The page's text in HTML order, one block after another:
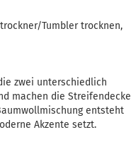
Tumbler trocknen,
zwei unterschiedlich
machen die Streifendecke
entsteht
Akzente setzt.